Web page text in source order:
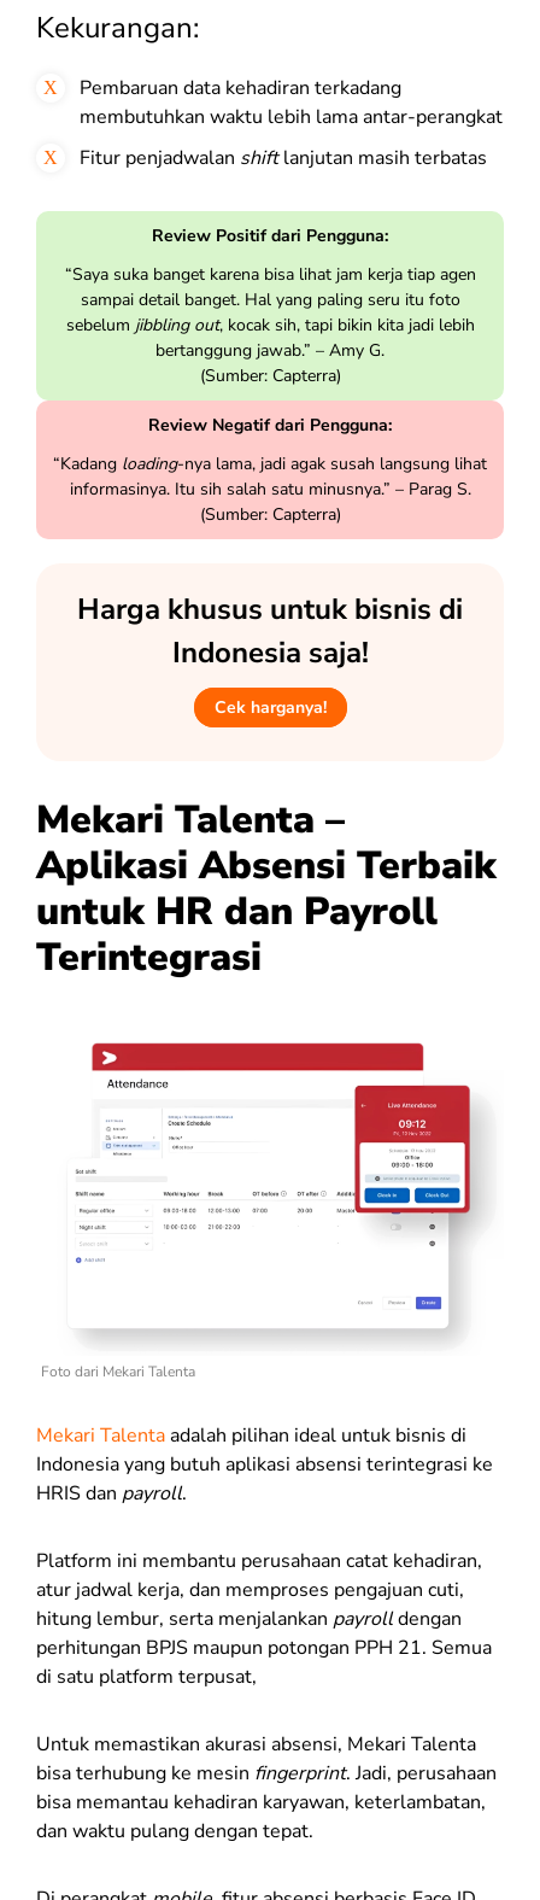
Kekurangan:
Pembaruan data kehadiran terkadang
membutuhkan waktu lebih lama antar-perangkat
Fitur penjadwalan shiftlanjutan masih terbatas
Review Positif dari Pengguna:
“Saya suka banget karena bisa lihat jam kerja tiap agen
sampai detail banget. Hal yang paling seru itu foto
sebelum jibbling out, kocak sih, tapi bikin kita jadi lebih
bertanggung jawab.” – Amy G.
(Sumber: Capterra)
Review Negatif dari Pengguna:
“Kadang loading-nya lama, jadi agak susah langsung lihat
informasinya. Itu sih salah satu minusnya.” – Parag S.
(Sumber: Capterra)
Harga khusus untuk bisnis di
Indonesia saja!
Cek harganya!
Mekari Talenta –
Aplikasi Absensi Terbaik
untuk HR dan Payroll
Terintegrasi
Foto dari Mekari Talenta
Mekari Talentaadalah pilihan ideal untuk bisnis di
Indonesia yang butuh aplikasi absensi terintegrasi ke
HRIS dan payroll.
Platform ini membantu perusahaan catat kehadiran,
atur jadwal kerja, dan memproses pengajuan cuti,
hitung lembur, serta menjalankan payrolldengan
perhitungan BPJS maupun potongan PPH 21. Semua
di satu platform terpusat,
Untuk memastikan akurasi absensi, Mekari Talenta
bisa terhubung ke mesin fingerprint. Jadi, perusahaan
bisa memantau kehadiran karyawan, keterlambatan,
dan waktu pulang dengan tepat.